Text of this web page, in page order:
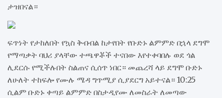
ታዝበናል።
ፍጥነት የታከለበት የኳስ ቅብብል ከታየበት የቡድኑ ልምምድ በኋላ ደግሞ
የማጣቃት ባህሪ ያላቸው ተጫዋቾች ተናበው እየተቀባበሉ ወደ ጎል
ሊደርሱ የሚችሉበት ስልጠና ሲሰጥ ነበር። መጨረሻ ላይ ደግሞ ቡድኑ
ለሁለት ተከፍሎ የሙሉ ሜዳ ግጥሚያ ሲያደርግ አይተናል። 10:25
ሲልም ቡድኑ ቀጣይ ልምምድ በስታዲየሙ ለመስራት ለመጣው